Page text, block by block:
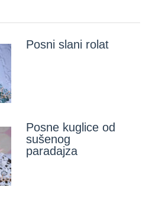
Posni slani rolat
Posne kuglice od
sušenog
paradajza